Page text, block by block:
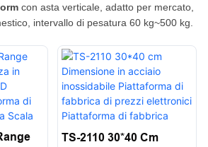
con asta verticale, adatto per mercato,
intervallo di pesatura 60 kg~500 kg.
TS-2110 30*40 Cm